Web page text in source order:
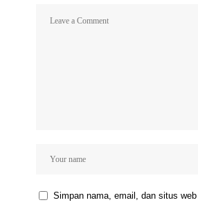
Simpan nama, email, dan situs